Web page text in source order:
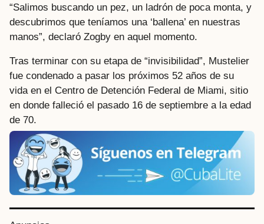
“Salimos buscando un pez, un ladrón de poca monta, y
descubrimos que teníamos una ‘ballena’ en nuestras
manos”, declaró Zogby en aquel momento.
Tras terminar con su etapa de “invisibilidad”, Mustelier
fue condenado a pasar los próximos 52 años de su
vida en el Centro de Detención Federal de Miami, sitio
en donde falleció el pasado 16 de septiembre a la edad
de 70.